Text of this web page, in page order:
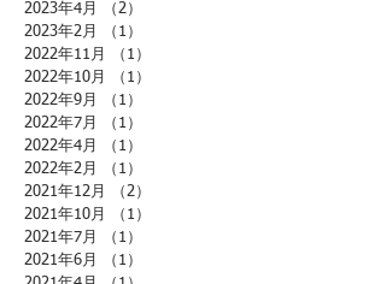
2023年4月
（2）
2023年2月
（1）
2022年11月
（1）
2022年10月
（1）
2022年9月
（1）
2022年7月
（1）
2022年4月
（1）
2022年2月
（1）
2021年12月
（2）
2021年10月
（1）
2021年7月
（1）
2021年6月
（1）